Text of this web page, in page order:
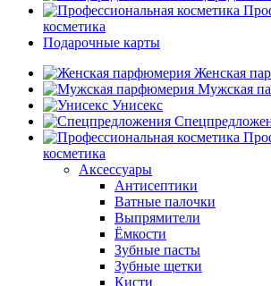
косметика
Подарочные карты
Женская
Мужская
Унисекс
косметика
Аксессуары
Антисептики
Ватные палочки
Выпрямители
Ёмкости
Зубные пасты
Зубные щетки
Кисти